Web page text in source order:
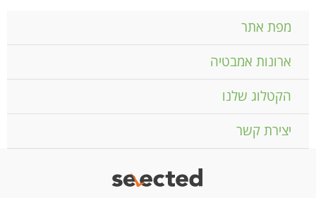
מפת אתר
ארונות אמבטיה
הקטלוג שלנו
יצירת קשר